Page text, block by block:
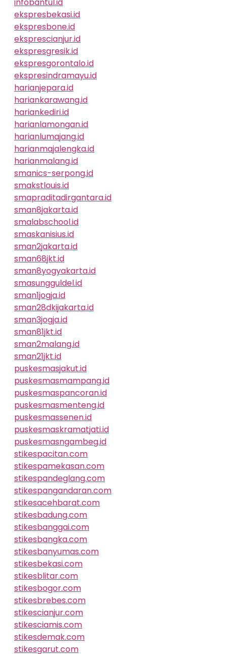
ekspresbekasi.id
ekspresbone.id
eksprescianjur.id
ekspresgresik.id
ekspresgorontalo.id
ekspresindramayu.id
harianjepara.id
hariankarawang.id
hariankediri.id
harianlamongan.id
harianlumajang.id
harianmajalengka.id
harianmalang.id
smanics-serpong.id
smakstlouis.id
smapraditadirgantara.id
sman8jakarta.id
smalabschool.id
smaskanisius.id
sman2jakarta.id
sman68jkt.id
sman8yogyakarta.id
smasungguldel.id
sman1jogja.id
sman28dkijakarta.id
sman3jogja.id
sman81jkt.id
sman2malang.id
sman21jkt.id
puskesmasjakut.id
puskesmasmampang.id
puskesmaspancoran.id
puskesmasmenteng.id
puskesmassenen.id
puskesmaskramatjati.id
puskesmasngambeg.id
stikespacitan.com
stikespamekasan.com
stikespandeglang.com
stikespangandaran.com
stikesacehbarat.com
stikesbadung.com
stikesbanggai.com
stikesbangka.com
stikesbanyumas.com
stikesbekasi.com
stikesblitar.com
stikesbogor.com
stikesbrebes.com
stikescianjur.com
stikesciamis.com
stikesdemak.com
stikesgarut.com